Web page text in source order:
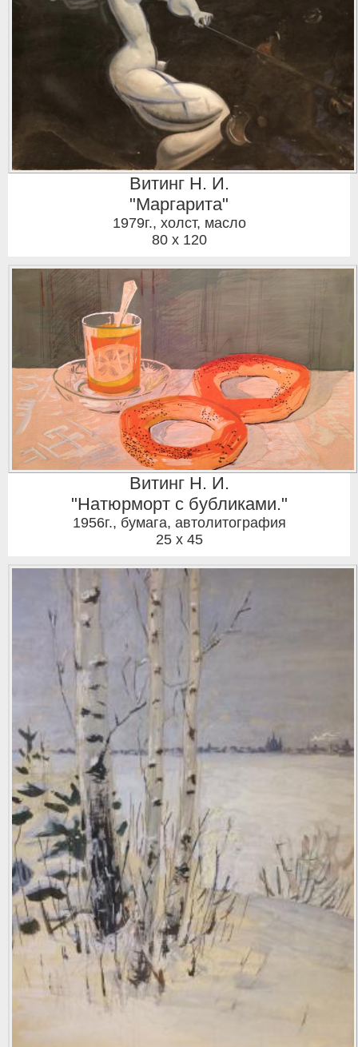
Витинг Н. И.
"Маргарита"
1979г., холст, масло
80 x 120
Витинг Н. И.
"Натюрморт с бубликами."
1956г., бумага, автолитография
25 x 45